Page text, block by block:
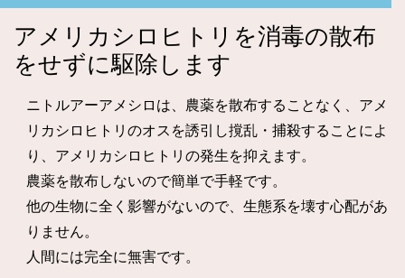
モ
ス
個
アメリカシロヒトリを消毒の散布
をせずに駆除します
ニトルアーアメシロは、農薬を散布することなく、アメ
リカシロヒトリのオスを誘引し撹乱・捕殺することによ
り、アメリカシロヒトリの発生を抑えます。
農薬を散布しないので簡単で手軽です。
他の生物に全く影響がないので、生態系を壊す心配があ
りません。
人間には完全に無害です。